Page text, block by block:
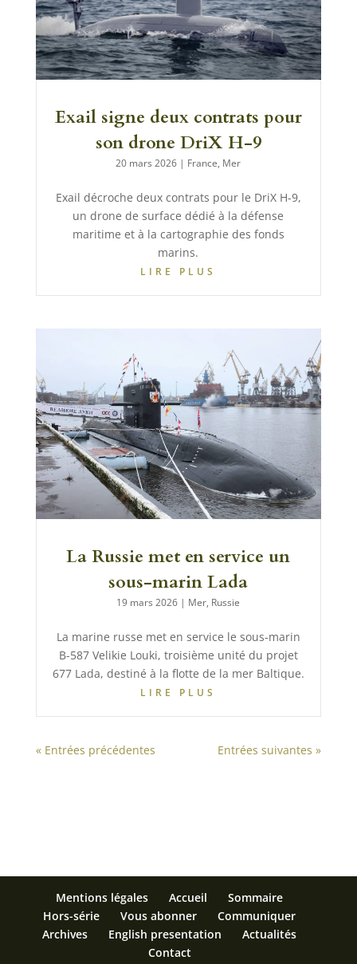
Exail signe deux contrats pour
son drone DriX H-9
20 mars 2026 | France, Mer
Exail décroche deux contrats pour le DriX H-9,
un drone de surface dédié à la défense
maritime et à la cartographie des fonds
marins.
LIRE PLUS
La Russie met en service un
sous-marin Lada
19 mars 2026 | Mer, Russie
La marine russe met en service le sous-marin
B-587 Velikie Louki, troisième unité du projet
677 Lada, destiné à la flotte de la mer Baltique.
LIRE PLUS
« Entrées précédentes Entrées suivantes »
Mentions légales Accueil
Sommaire
Hors-série
Vous abonner
Communiquer
Archives
English presentation
Actualités
Contact